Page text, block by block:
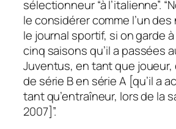
sélectionneur“à l’italienne”.
le considérer comme l’un des
le journal sportif, si on garde
cinq saisons qu’il a passées
Juventus, en tant que joueur,
de série B en série A [qu’il a
tant qu’entraîneur, lors de la
2007]”.